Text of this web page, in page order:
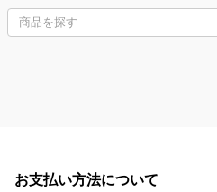
お支払い方法について